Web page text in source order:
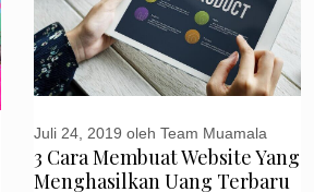
3 Cara Membuat Website Yang
Menghasilkan Uang Terbaru
Juli 24, 2019 oleh Team Muamala